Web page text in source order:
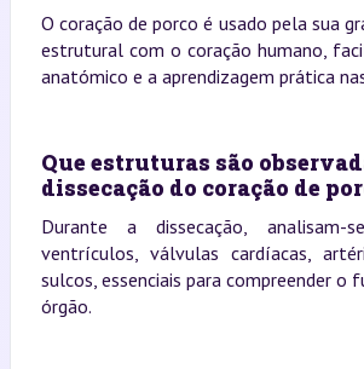
O coração de porco é usado pela sua
estrutural com o coração humano,
anatómico e a aprendizagem prática
Que estruturas são
dissecação do coração de
Durante a dissecação, analisam-
ventrículos, válvulas cardíacas,
sulcos, essenciais para compreender o
órgão.